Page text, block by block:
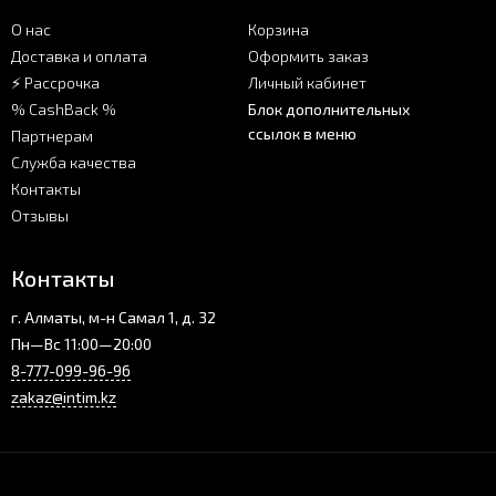
О нас
Доставка и оплата
⚡ Рассрочка
% CashBack %
Партнерам
Служба качества
Контакты
Отзывы
Корзина
Оформить заказ
Личный кабинет
Блок дополнительных
ссылок в меню
Контакты
г. Алматы, м-н Самал 1, д. 32
Пн—Вс 11:00—20:00
8-777-099-96-96
zakaz@intim.kz